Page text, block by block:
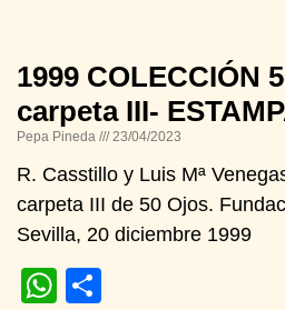
1999 COLECCIÓN
carpeta III-
Pepa Pineda 23/04/2023
R. Casstillo y Luis Mª
carpeta III de 50 Ojos.
Sevilla, 20 diciembre 1999
WhatsApp